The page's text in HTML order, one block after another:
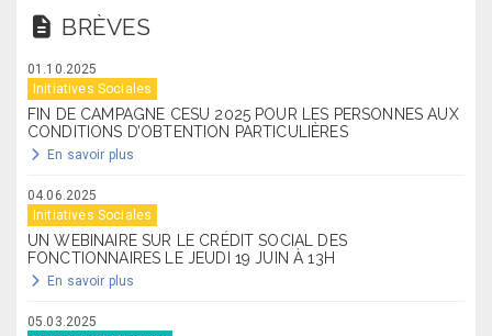
BRÈVES
01.10.2025
Initiatives Sociales
FIN DE CAMPAGNE CESU 2025 POUR LES PERSONNES AUX
CONDITIONS D’OBTENTION PARTICULIÈRES
En savoir plus
04.06.2025
Initiatives Sociales
UN WEBINAIRE SUR LE CRÉDIT SOCIAL DES
FONCTIONNAIRES LE JEUDI 19 JUIN À 13H
En savoir plus
05.03.2025